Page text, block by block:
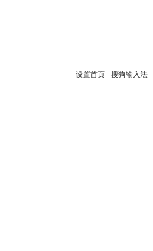
设置首页 - 搜狗输入法 -